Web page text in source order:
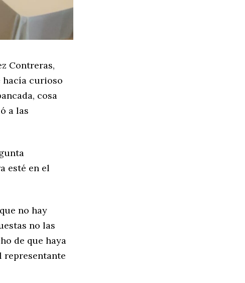
Contreras,
hacía curioso
cosa
a las
esté en el
no hay
no las
de que haya
representante